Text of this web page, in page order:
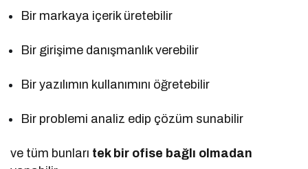
Bir markaya içerik üretebilir
Bir girişime danışmanlık verebilir
Bir yazılımın kullanımını öğretebilir
Bir problemi analiz edip çözüm sunabilir
ve tüm bunları tek bir ofise bağlı olmadan